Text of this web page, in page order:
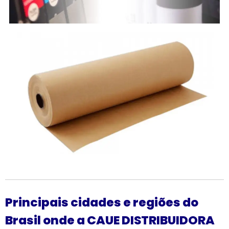
Principais cidades e regiões do
Brasil onde a CAUE DISTRIBUIDORA